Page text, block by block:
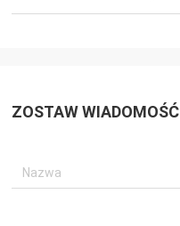
ZOSTAW WIADOMOŚĆ